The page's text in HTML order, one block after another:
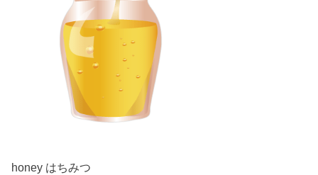
honey はちみつ